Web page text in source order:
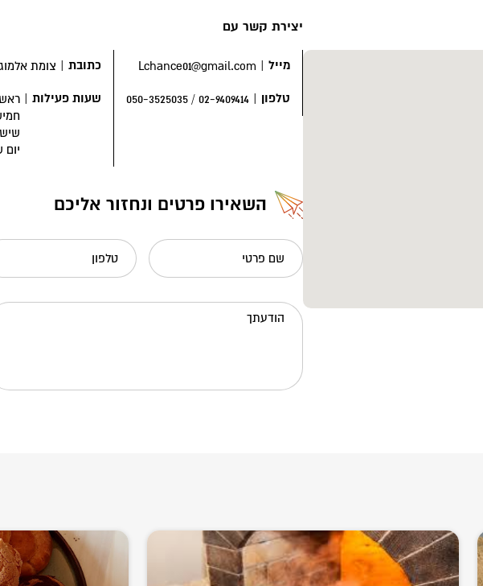
יצירת קשר עם
מייל |
Lchance01@gmail.com כתובת | צומת
טלפון |
02-9409414 / 050-3525035 שעות פעילות | ראשון
חמישי:
שישי: 9:00- שעה לפני
השאירו פרטים ונחזור אליכם
שם פרטי טלפון
הודעתך